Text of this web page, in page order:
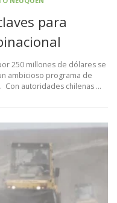
para
250 millones de dólares se
ambicioso programa de
Con autoridades chilenas …